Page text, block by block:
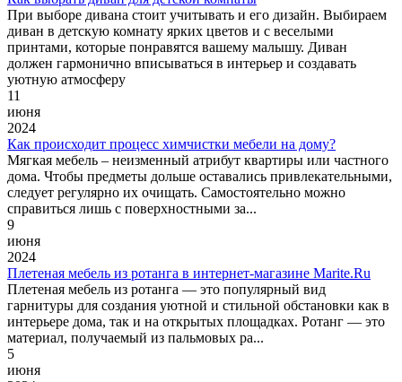
При выборе дивана стоит учитывать и его дизайн. Выбираем
диван в детскую комнату ярких цветов и с веселыми
принтами, которые понравятся вашему малышу. Диван
должен гармонично вписываться в интерьер и создавать
уютную атмосферу
11
июня
2024
Как происходит процесс химчистки мебели на дому?
Мягкая мебель – неизменный атрибут квартиры или частного
дома. Чтобы предметы дольше оставались привлекательными,
следует регулярно их очищать. Самостоятельно можно
справиться лишь с поверхностными за...
9
июня
2024
Плетеная мебель из ротанга в интернет-магазине Marite.Ru
Плетеная мебель из ротанга — это популярный вид
гарнитуры для создания уютной и стильной обстановки как в
интерьере дома, так и на открытых площадках. Ротанг — это
материал, получаемый из пальмовых ра...
5
июня